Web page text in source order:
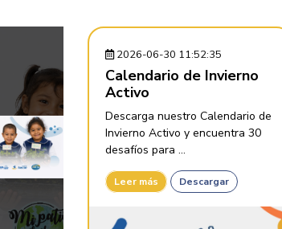
2026-06-30 11:52:35
Calendario de Invierno
Activo
Descarga nuestro Calendario de
Invierno Activo y encuentra 30
desafíos para ...
Leer más Descargar